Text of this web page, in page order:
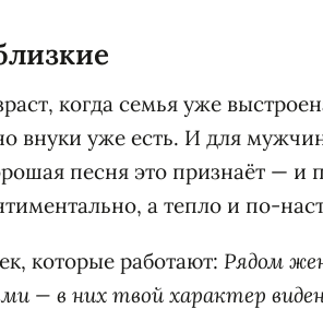
когда семья уже
внуки уже есть. И для
песня это признаёт — и
а тепло и по-
которые работают: Рядом
— в них твой характер